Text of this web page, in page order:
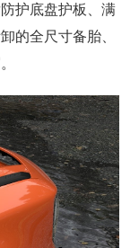
护底盘护板、满
的全尺寸备胎、